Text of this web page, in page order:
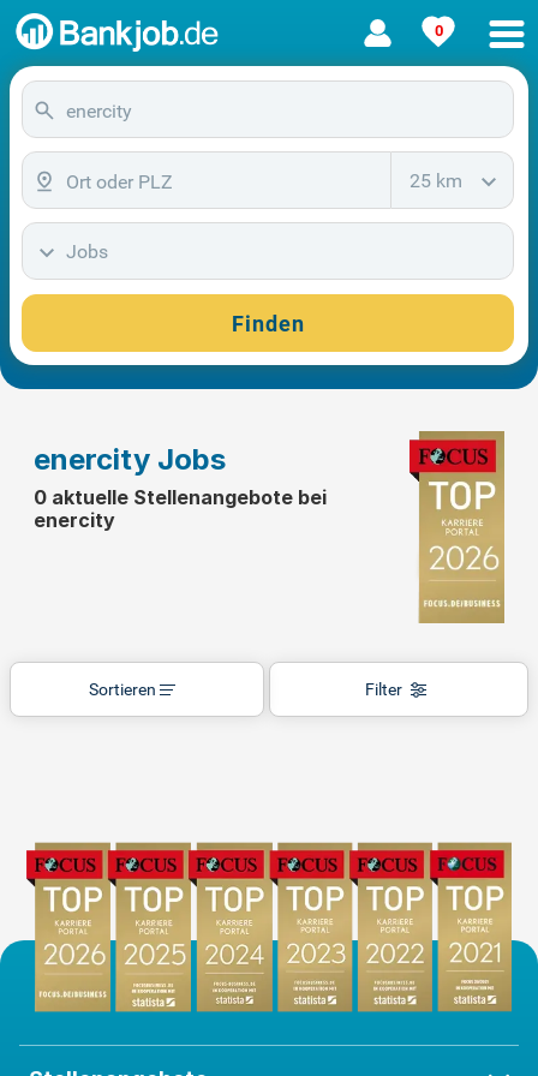
0
25 km
Jobs
Finden
enercity Jobs
0 aktuelle Stellenangebote bei
enercity
Filter
Sortieren